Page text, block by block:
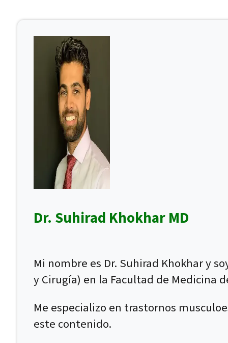
Dr. Suhirad Khokhar MD
Mi nombre es Dr. Suhirad Khokhar y
y Cirugía) en la Facultad de Medicina
Me especializo en trastornos
este contenido.